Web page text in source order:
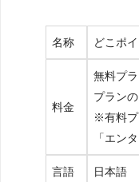
名称 どこポイ
料金
無料プ
プラン
※有料プ
「エン
言語 日本語